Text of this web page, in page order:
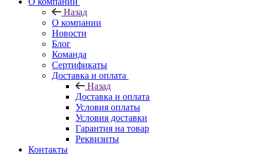
Назад
О компании
Новости
Блог
Команда
Сертификаты
Доставка и оплата
Назад
Доставка и оплата
Условия оплаты
Условия доставки
Гарантия на товар
Реквизиты
Контакты